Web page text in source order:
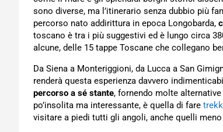
sono diverse, ma l’itinerario senza dubbio più
percorso nato addirittura in epoca Longobarda,
toscano è tra i più suggestivi ed è lungo circa
alcune, delle 15 tappe Toscane che collegano
Da Siena a Monteriggioni, da Lucca a San
renderà questa esperienza davvero
percorso a sé stante, fornendo molte
po’insolita ma interessante, è quella di fare
visitare a piedi tutti gli angoli, anche quelli